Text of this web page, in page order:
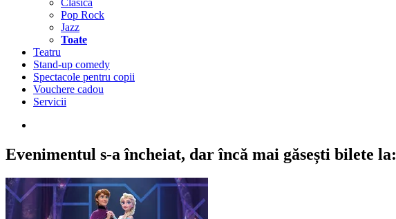
Clasica
Pop Rock
Jazz
Toate
Teatru
Stand-up comedy
Spectacole pentru copii
Vouchere cadou
Servicii
Evenimentul s-a încheiat, dar încă mai găsești bilete la: